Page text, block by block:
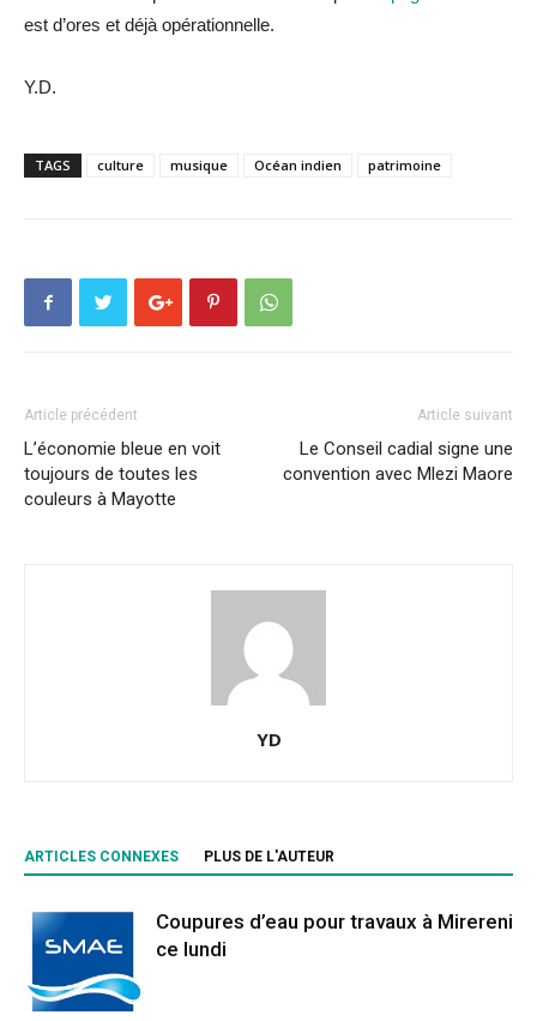
est d’ores et déjà opérationnelle.
Y.D.
TAGS culture musique Océan indien patrimoine
Article précédent
L’économie bleue en voit
toujours de toutes les
couleurs à Mayotte
Article suivant
Le Conseil cadial signe une
convention avec Mlezi Maore
YD
ARTICLES CONNEXES PLUS DE L'AUTEUR
Coupures d’eau pour travaux à Mirereni
ce lundi